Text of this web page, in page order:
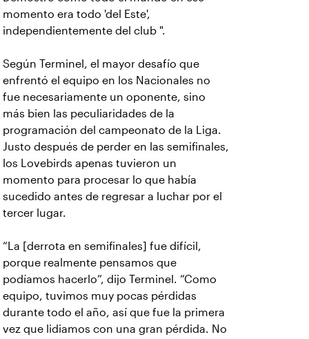
momento era todo 'del Este',
independientemente del club ".
Según Terminel, el mayor desafío que
enfrentó el equipo en los Nacionales no
fue necesariamente un oponente, sino
más bien las peculiaridades de la
programación del campeonato de la Liga.
Justo después de perder en las semifinales,
los Lovebirds apenas tuvieron un
momento para procesar lo que había
sucedido antes de regresar a luchar por el
tercer lugar.
“La [derrota en semifinales] fue difícil,
porque realmente pensamos que
podíamos hacerlo”, dijo Terminel. “Como
equipo, tuvimos muy pocas pérdidas
durante todo el año, así que fue la primera
vez que lidiamos con una gran pérdida. No